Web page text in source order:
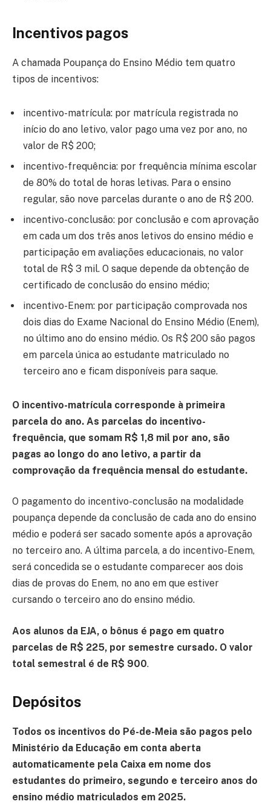
Incentivos pagos
A chamada Poupança do Ensino Médio tem quatro
tipos de incentivos:
incentivo-matrícula: por matrícula registrada no
início do ano letivo, valor pago uma vez por ano, no
valor de R$ 200;
incentivo-frequência: por frequência mínima escolar
de 80% do total de horas letivas. Para o ensino
regular, são nove parcelas durante o ano de R$ 200.
incentivo-conclusão: por conclusão e com aprovação
em cada um dos três anos letivos do ensino médio e
participação em avaliações educacionais, no valor
total de R$ 3 mil. O saque depende da obtenção de
certificado de conclusão do ensino médio;
incentivo-Enem: por participação comprovada nos
dois dias do Exame Nacional do Ensino Médio (Enem),
no último ano do ensino médio. Os R$ 200 são pagos
em parcela única ao estudante matriculado no
terceiro ano e ficam disponíveis para saque.
O incentivo-matrícula corresponde à primeira
parcela do ano. As parcelas do incentivo-
frequência, que somam R$ 1,8 mil por ano, são
pagas ao longo do ano letivo, a partir da
comprovação da frequência mensal do estudante.
O pagamento do incentivo-conclusão na modalidade
poupança depende da conclusão de cada ano do ensino
médio e poderá ser sacado somente após a aprovação
no terceiro ano. A última parcela, a do incentivo-Enem,
será concedida se o estudante comparecer aos dois
dias de provas do Enem, no ano em que estiver
cursando o terceiro ano do ensino médio.
Aos alunos da EJA, o bônus é pago em quatro
parcelas de R$ 225, por semestre cursado. O valor
total semestral é de R$ 900.
Depósitos
Todos os incentivos do Pé-de-Meia são pagos pelo
Ministério da Educação em conta aberta
automaticamente pela Caixa em nome dos
estudantes do primeiro, segundo e terceiro anos do
ensino médio matriculados em 2025.